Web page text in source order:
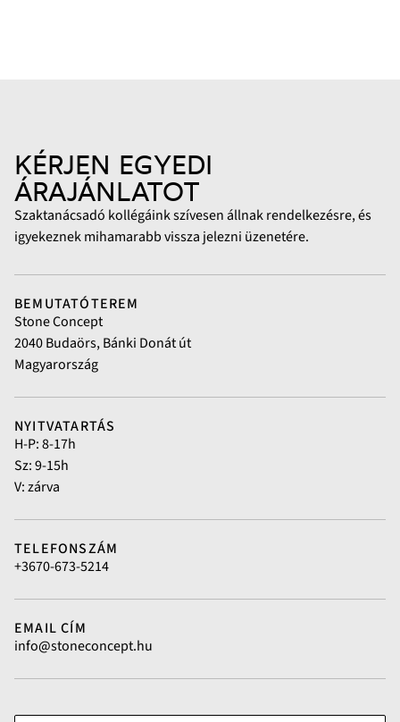
KÉRJEN EGYEDI
ÁRAJÁNLATOT
Szaktanácsadó kollégáink szívesen állnak rendelkezésre, és
igyekeznek mihamarabb vissza jelezni üzenetére.
NYITVATARTÁS
H-P: 8-17h
Sz: 9-15h
V: zárva
BEMUTATÓTEREM
Stone Concept
2040 Budaörs, Bánki Donát út
Magyarország
TELEFONSZÁM
+3670-673-5214
EMAIL CÍM
info@stoneconcept.hu